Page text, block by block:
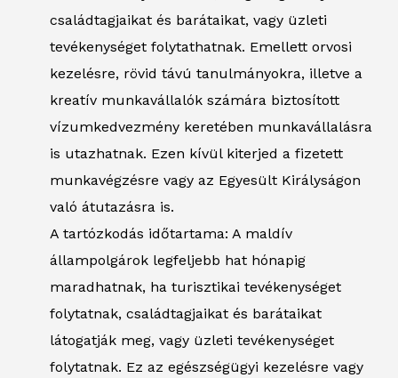
családtagjaikat és barátaikat, vagy üzleti
tevékenységet folytathatnak. Emellett orvosi
kezelésre, rövid távú tanulmányokra, illetve a
kreatív munkavállalók számára biztosított
vízumkedvezmény keretében munkavállalásra
is utazhatnak. Ezen kívül kiterjed a fizetett
munkavégzésre vagy az Egyesült Királyságon
való átutazásra is.
A tartózkodás időtartama: A maldív
állampolgárok legfeljebb hat hónapig
maradhatnak, ha turisztikai tevékenységet
folytatnak, családtagjaikat és barátaikat
látogatják meg, vagy üzleti tevékenységet
folytatnak. Ez az egészségügyi kezelésre vagy